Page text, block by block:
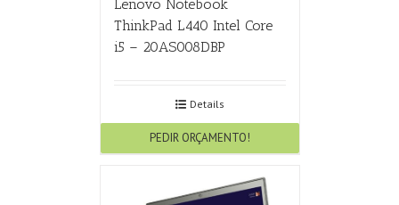
Lenovo Notebook
ThinkPad L440 Intel Core
i5 – 20AS008DBP
Details
PEDIR ORÇAMENTO!